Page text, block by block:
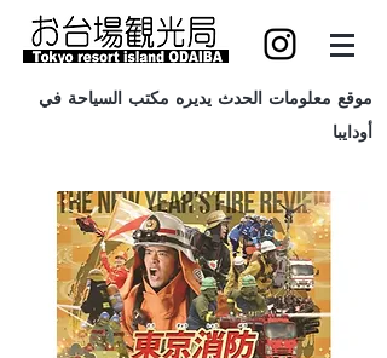
موقع معلومات الحدث يديره مكتب السياحة في
أودايبا